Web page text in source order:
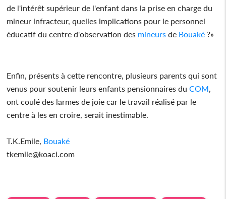
de l'intérêt supérieur de l'enfant dans la prise en charge du
mineur infracteur, quelles implications pour le personnel
éducatif du centre d'observation des mineurs de Bouaké ?»
Enfin, présents à cette rencontre, plusieurs parents qui sont
venus pour soutenir leurs enfants pensionnaires du COM,
ont coulé des larmes de joie car le travail réalisé par le
centre à les en croire, serait inestimable.
T.K.Emile, Bouaké
tkemile@koaci.com